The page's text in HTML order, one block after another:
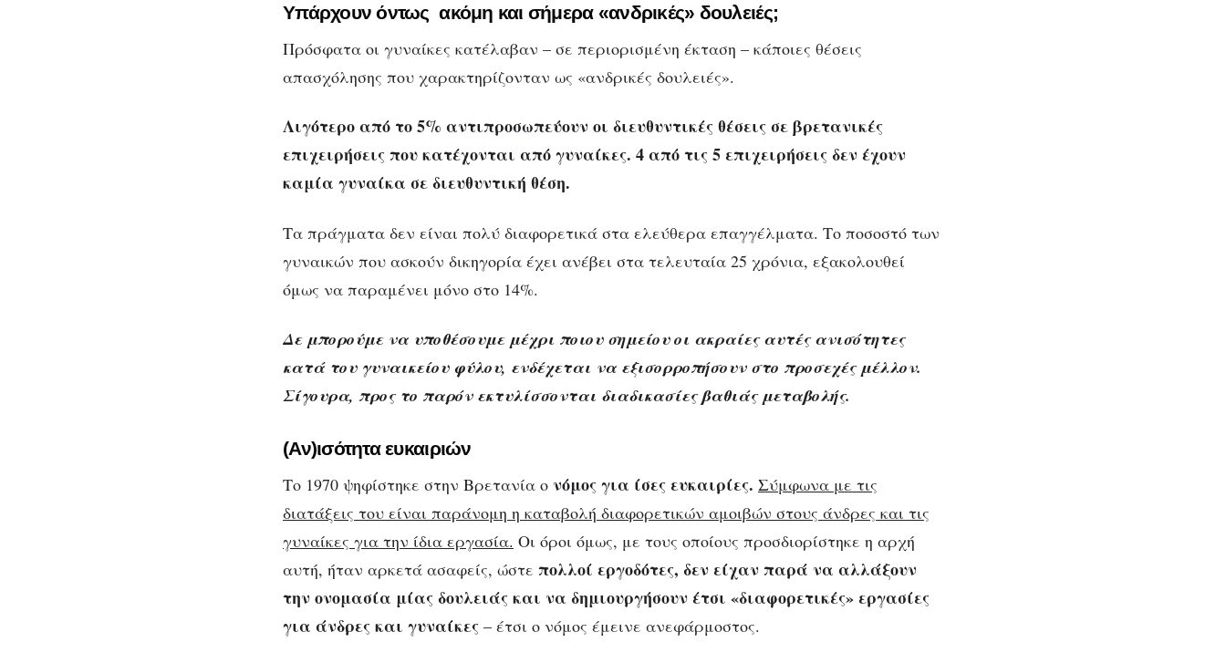
Υπάρχουν όντως ακόμη και σήμερα «ανδρικές» δουλειές;
Πρόσφατα οι γυναίκες κατέλαβαν – σε περιορισμένη έκταση – κάποιες θέσεις
απασχόλησης που χαρακτηρίζονταν ως «ανδρικές δουλειές».
Λιγότερο από το 5% αντιπροσωπεύουν οι διευθυντικές θέσεις σε βρετανικές
επιχειρήσεις που κατέχονται από γυναίκες. 4 από τις 5 επιχειρήσεις δεν έχουν
καμία γυναίκα σε διευθυντική θέση.
Τα πράγματα δεν είναι πολύ διαφορετικά στα ελεύθερα επαγγέλματα. Το ποσοστό των
γυναικών που ασκούν δικηγορία έχει ανέβει στα τελευταία 25 χρόνια, εξακολουθεί
όμως να παραμένει μόνο στο 14%.
Δε μπορούμε να υποθέσουμε μέχρι ποιου σημείου οι ακραίες αυτές ανισότητες
κατά του γυναικείου φύλου, ενδέχεται να εξισορροπήσουν στο προσεχές μέλλον.
Σίγουρα, προς το παρόν εκτυλίσσονται διαδικασίες βαθιάς μεταβολής.
(Αν)ισότητα ευκαιριών
Το 1970 ψηφίστηκε στην Βρετανία ο νόμος για ίσες ευκαιρίες. Σύμφωνα με τις
διατάξεις του είναι παράνομη η καταβολή διαφορετικών αμοιβών στους άνδρες και τις
γυναίκες για την ίδια εργασία. Οι όροι όμως, με τους οποίους προσδιορίστηκε η αρχή
αυτή, ήταν αρκετά ασαφείς, ώστε πολλοί εργοδότες, δεν είχαν παρά να αλλάξουν
την ονομασία μίας δουλειάς και να δημιουργήσουν έτσι «διαφορετικές» εργασίες
για άνδρες και γυναίκες – έτσι ο νόμος έμεινε ανεφάρμοστος.